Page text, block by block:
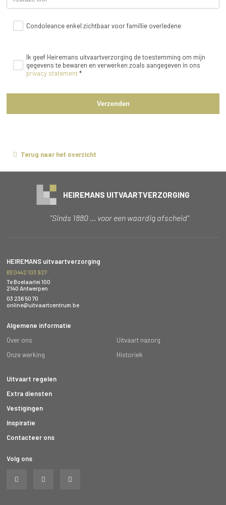
Condoleance enkel zichtbaar voor famillie overledene
Ik geef Heiremans uitvaartverzorging de toestemming om mijn
gegevens te bewaren en verwerken zoals aangegeven in ons
privacy statement*
Verzenden
Terug naar het overzicht
HEIREMANS UITVAARTVERZORGING
"Sinds 1880 … voor een waardig afscheid"
HEIREMANS uitvaartverzorging
BE0442 103 927
Te Boelaarlei 100
2140 Antwerpen
03 236 50 70
online@uitvaartcentrum.be
Algemene informatie
Over ons
Uitvaart nazorg
Onze werking
Historiek
Uitvaart regelen
Extra diensten
Vestigingen
Inspiratie
Contacteer ons
Volg ons